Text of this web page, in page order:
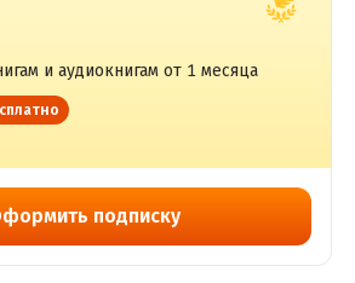
и аудиокнигам от 1 месяца
подписку